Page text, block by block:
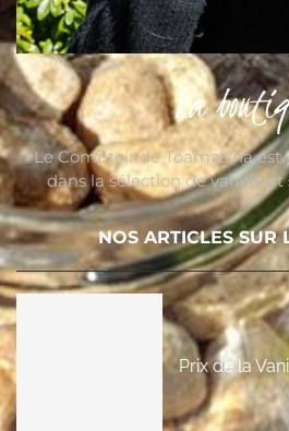
La
Le Comptoir de Toamasina est
dans la sélection de vanille
NOS ARTICLES SUR
Prix de la